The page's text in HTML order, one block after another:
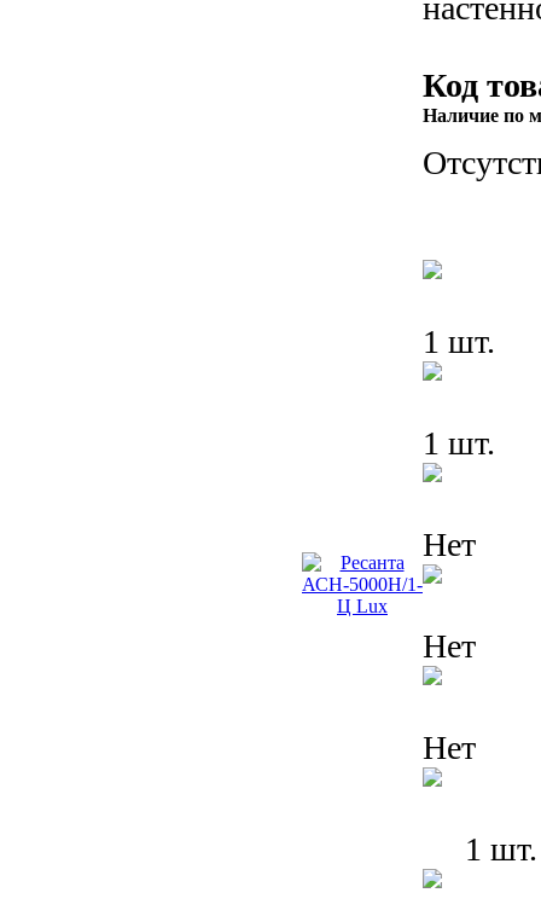
Код
Наличие по
1 шт.
1 шт.
Нет
Нет
Нет
1 шт.